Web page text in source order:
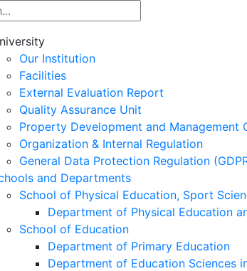
Our Institution
Facilities
External Evaluation Report
Quality Assurance Unit
Property Development and Management
Organization & Internal Regulation
General Data Protection Regulation
and Departments
School of Physical Education, Sport
Department of Physical Education
School of Education
Department of Primary Education
Department of Education Sciences